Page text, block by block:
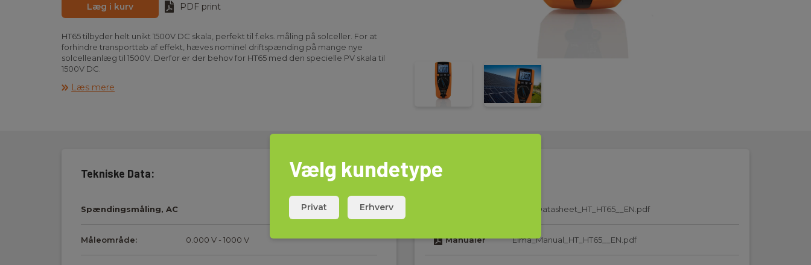
Læg i kurv PDF print
HT65 tilbyder helt unikt 1500V DC skala, perfekt til f.eks. måling på solceller. For at
forhindre transporttab af effekt, hæves nominel driftspænding på mange nye
solcelleanlæg til 1500V. Derfor er der behov for HT65 med den specielle PV skala til
1500V DC.
Derudover er HT65 et robust sand RMS AC/DC multimeter. Instrumentet måler,
datahold, auto/manuel skala, reletiv måling, auto power off, LoZ spændingsmåling.
prøveledninger, type K adapter samt trådføler (temperatur), batterier og manual.
Læs mere
Tekniske Data:
Spændingsmåling, AC
Måleområde: 0.000 V - 1000 V
Download
Elma_Datasheet_HT_HT65__EN.pdf
Manualer Elma_Manual_HT_HT65__EN.pdf
Vælg kundetype
Privat Erhverv